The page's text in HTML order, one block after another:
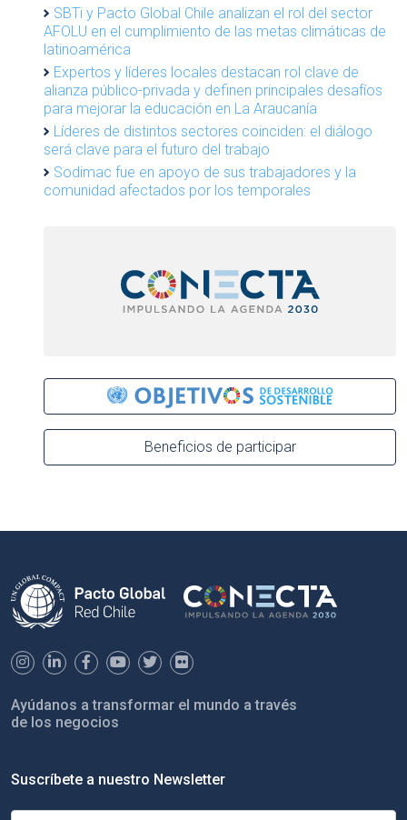
SBTi y Pacto Global Chile analizan el rol del sector
AFOLU en el cumplimiento de las metas climáticas de
latinoamérica
Expertos y líderes locales destacan rol clave de
alianza público-privada y definen principales desafíos
para mejorar la educación en La Araucanía
Líderes de distintos sectores coinciden: el diálogo
será clave para el futuro del trabajo
Sodimac fue en apoyo de sus trabajadores y la
comunidad afectados por los temporales
Beneficios de participar
Ayúdanos a transformar el mundo a través
de los negocios
Suscríbete a nuestro Newsletter